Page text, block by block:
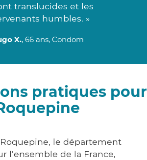
translucides et les
humbles. »
X., 66 ans, Condom
pratiques pour
le département
l'ensemble de la France,